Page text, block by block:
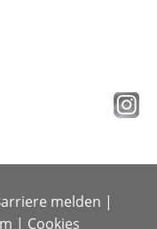
melden |
| Cookies